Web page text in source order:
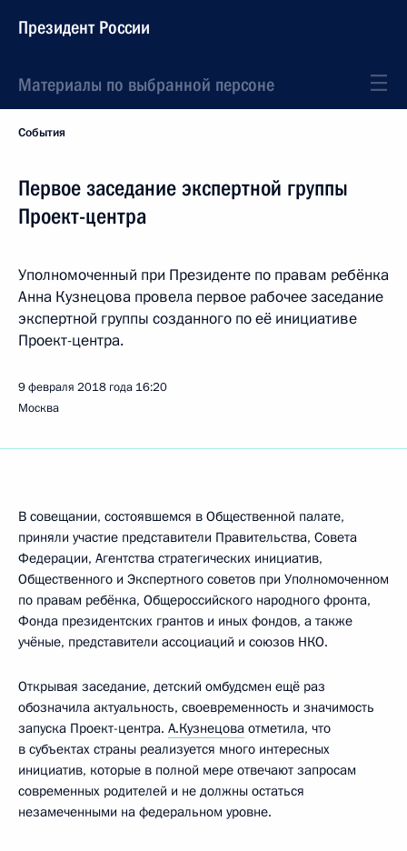
Президент России
Материалы по выбранной персоне
События
Первое заседание экспертной группы
Проект-центра
Уполномоченный при Президенте по правам ребёнка
Анна Кузнецова провела первое рабочее заседание
экспертной группы созданного по её инициативе
Проект-центра.
9 февраля 2018 года 16:20
Москва
В совещании, состоявшемся в Общественной палате,
приняли участие представители Правительства, Совета
Федерации, Агентства стратегических инициатив,
Общественного и Экспертного советов при Уполномоченном
по правам ребёнка, Общероссийского народного фронта,
Фонда президентских грантов и иных фондов, а также
учёные, представители ассоциаций и союзов НКО.
Открывая заседание, детский омбудсмен ещё раз
обозначила актуальность, своевременность и значимость
запуска Проект-центра. А.Кузнецова отметила, что
в субъектах страны реализуется много интересных
инициатив, которые в полной мере отвечают запросам
современных родителей и не должны остаться
незамеченными на федеральном уровне.